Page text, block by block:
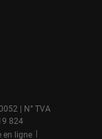
| N° TVA
824
en ligne